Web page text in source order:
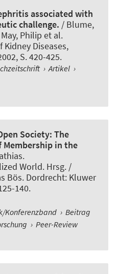
associated with
challenge. / Blume,
Philip et al.
Diseases,
S. 420-425.
› Artikel ›
Society: The
in the
.
World. Hrsg. /
Bös. Dordrecht: Kluwer
140.
Konferenzband › Beitrag
› Peer-Review